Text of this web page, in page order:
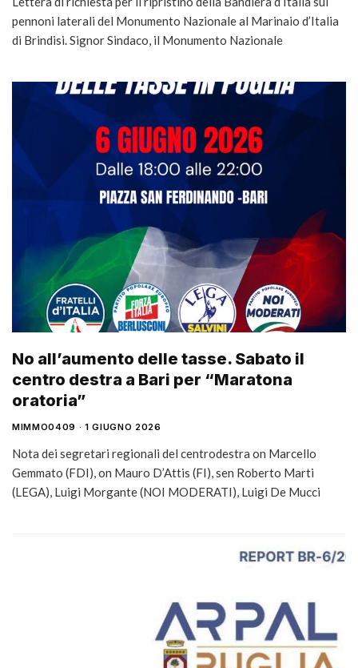
pennoni laterali del Monumento Nazionale al Marinaio d’Italia
di Brindisi. Signor Sindaco, il Monumento Nazionale
No all’aumento delle tasse. Sabato il
centro destra a Bari per “Maratona
oratoria”
MIMMO0409 1 GIUGNO 2026
Nota dei segretari regionali del centrodestra on Marcello
Gemmato (FDI), on Mauro D’Attis (FI), sen Roberto Marti
(LEGA), Luigi Morgante (NOI MODERATI), Luigi De Mucci